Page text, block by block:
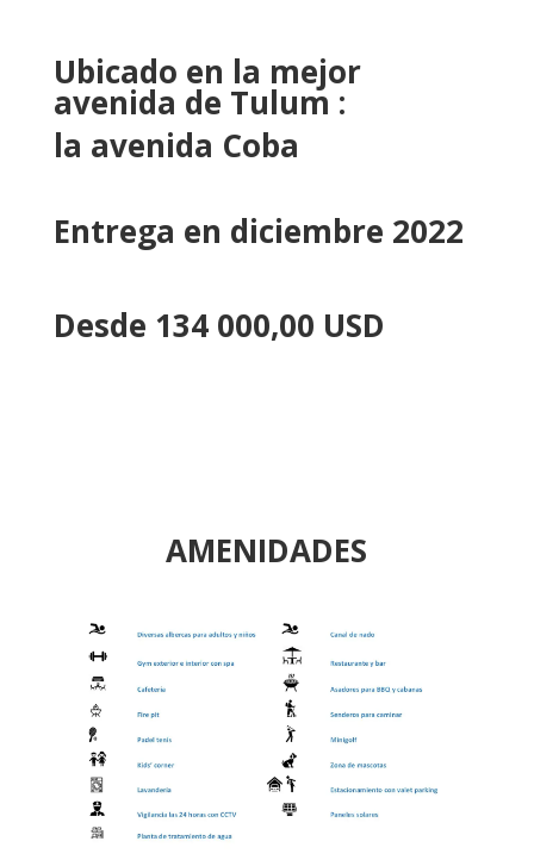
Ubicado en la mejor
avenida de Tulum :
la avenida Coba
Entrega en diciembre 2022
Desde 134 000,00 USD
AMENIDADES